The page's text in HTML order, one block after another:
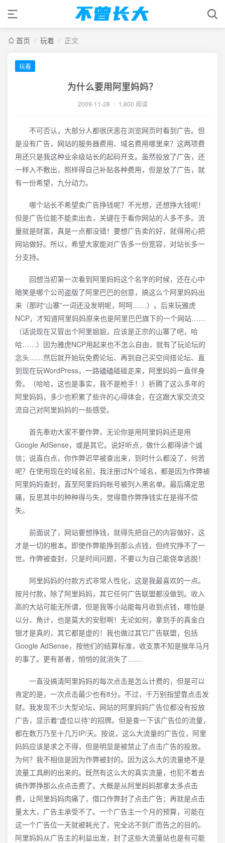
首页 / 玩着 / 正文
玩着
为什么要用阿里妈妈？
2009-11-28 / 1,800 阅读
不可否认，大部分人都很厌恶在浏览网页时看到广告。但
是没有广告，网站的服务器费用、域名费用哪里来？这两项费
用还只是我这种业余级站长的起码开支。虽然投放了广告，还
一样入不敷出，照样得自己补贴各种费用，但是放了广告，就
有一份希望，九分动力。
哪个站长不希望卖广告挣钱呢？不光想，还想挣大钱呢！
但是广告位能不能卖出去，关键在于看你网站的人多不多。流
量就是财富，真是一点都没错！要想广告卖的好，就得用心把
网站做好。所以，希望大家能对广告多一份宽容，对站长多一
分支持。
回想当初第一次看到阿里妈妈这个名字的时候，还在心中
暗笑是哪个公司盗版了阿里巴巴的创意，搞这么个阿里妈妈出
来（那时“山寨”一词还没发明呢，呵呵……）。后来玩雅虎
NCP，才知道阿里妈妈原来也是阿里巴巴旗下的一个网站……
（话说现在又冒出个阿里姐姐，应该是正宗的山寨了吧，哈
哈……）因为雅虎NCP用起来也不怎么自由，就有了玩论坛的
念头……然后就开始玩免费论坛、再到自己买空间搭论坛、直
到现在玩WordPress，一路磕磕碰碰走来，阿里妈妈一直伴身
旁。（哈哈，这也是事实，我不是枪手！）折腾了这么多年的
阿里妈妈，多少也积累了些许的心得体会，在这跟大家交流交
流自己对阿里妈妈的一些感受。
首先奉劝大家不要作弊，无论你是用阿里妈妈还是用
Google AdSense，或是其它。说好听点，做什么都得讲个诚
信；说直白点，你作弊迟早被查出来，到时什么都没了，何苦
呢？在使用现在的域名前，我注册过N个域名，都是因为作弊被
阿里妈妈查封，直至阿里妈妈帐号被列入黑名单。最后痛定思
痛，反思其中的种种得与失，觉得靠作弊挣钱实在是得不偿
失。
前面说了，网站要想挣钱，就得先把自己的内容做好，这
才是一切的根本。即使作弊能挣到那么点钱，但终究挣不了一
世。作弊被查封，只是时间问题，不要以为自己能侥幸逃脱！
阿里妈妈的付款方式非常人性化，这是我最喜欢的一点。
按月付款，除了阿里妈妈，其它任何广告联盟都没做到。收入
高的大站可能无所谓，但是我等小站能每月收到点钱，哪怕是
以分、角计，也是莫大的安慰啊！无论如何，拿到手的真金白
银才是真的，其它都是虚的！我也做过其它广告联盟，包括
Google AdSense，按他们的结算标准，收支票不知是猴年马月
的事了。更有甚者，悄悄的就消失了……
一直没搞清阿里妈妈的每次点击是怎么计费的，但是可以
肯定的是，一次点击最少也有8分。不过，千万别指望靠点击发
财。我发现不少大型论坛、网站的阿里妈妈广告位都没有投放
广告，显示着“虚位以待”的招牌。但是查一下该广告位的流量，
都在数万乃至十几万IP/天。按说，这么大流量的广告位，阿里
妈妈应该是求之不得，但是明显是被禁止了点击广告的投放。
为何？我不相信是因为作弊被封的。因为这么大的流量绝不是
流量工具刷的出来的。既然有这么大的真实流量，也犯不着去
搞作弊挣那么点点击费了。大概是从阿里妈妈那拿太多点击
费，让阿里妈妈肉痛了，借口作弊封了点击广告；再就是点击
量太大，广告主承受不了。一个广告主一个月的预算，可能在
这一个广告位一天就被耗光了，完全达不到广而告之的目的。
阿里妈妈从广告主的利益出发，封了这些大流量站也是有可能